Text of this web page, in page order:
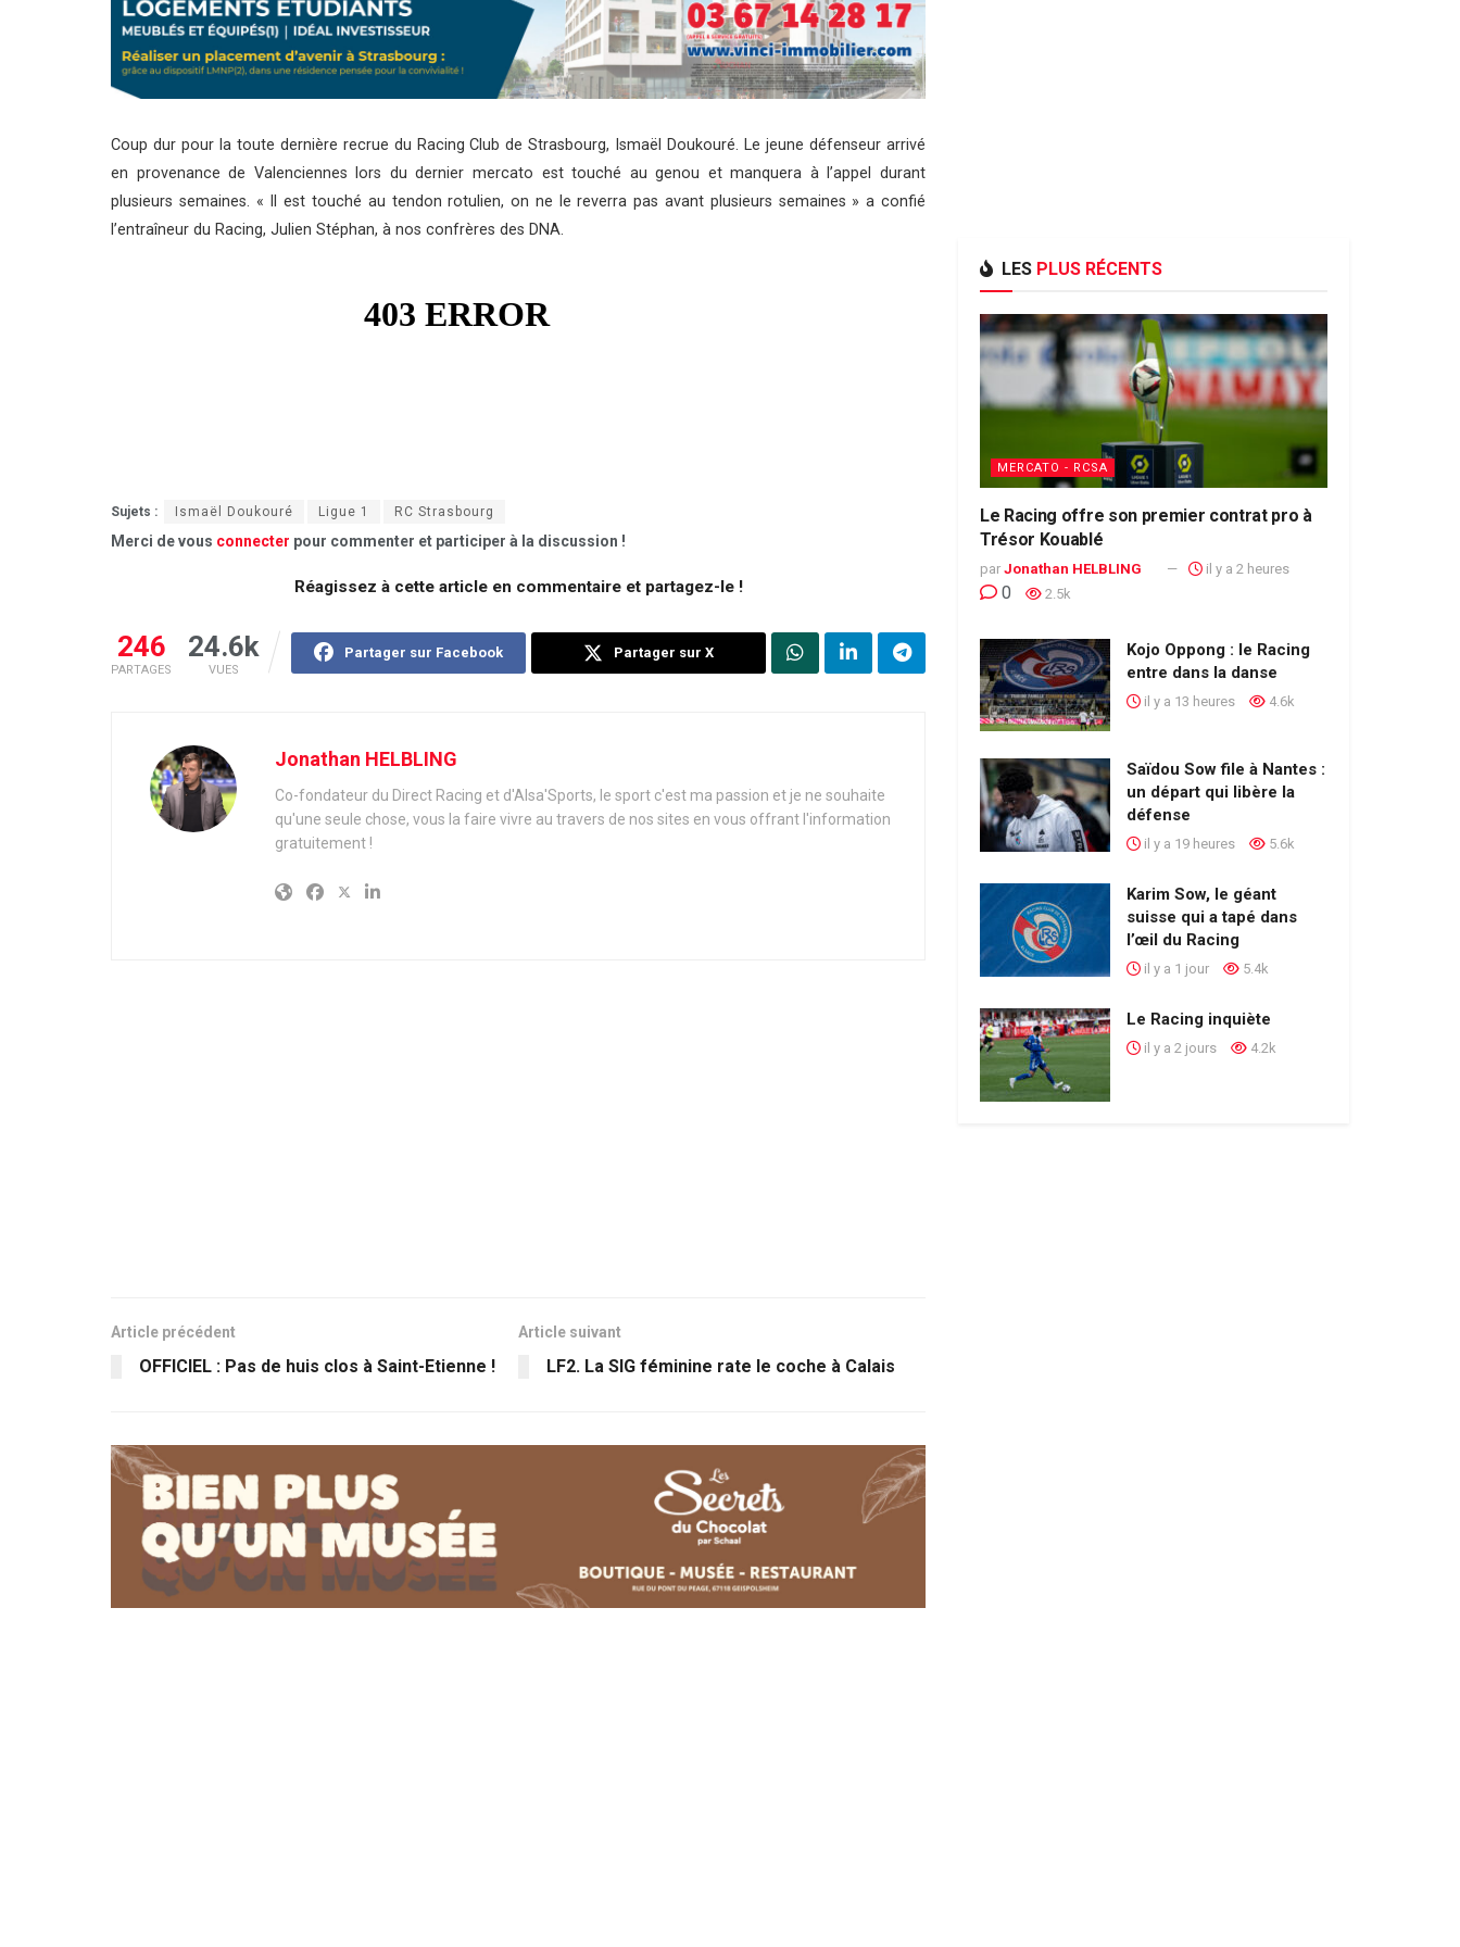
Coup dur pour la toute dernière recrue du Racing Club de Strasbourg, Ismaël Doukouré. Le jeune défenseur arrivé
en provenance de Valenciennes lors du dernier mercato est touché au genou et manquera à l’appel durant
plusieurs semaines. « Il est touché au tendon rotulien, on ne le reverra pas avant plusieurs semaines » a confié
l’entraîneur du Racing, Julien Stéphan, à nos confrères des DNA.
Sujets : Ismaël Doukouré Ligue 1 RC Strasbourg
Merci de vous connecter pour commenter et participer à la discussion !
Réagissez à cette article en commentaire et partagez-le !
246
PARTAGES
24.6k
VUES
Partager sur Facebook Partager sur X
Jonathan HELBLING
Co-fondateur du Direct Racing et d'Alsa'Sports, le sport c'est ma passion et je ne souhaite
qu'une seule chose, vous la faire vivre au travers de nos sites en vous offrant l'information
gratuitement !
Article précédent
OFFICIEL : Pas de huis clos à Saint-Etienne !
Article suivant
LF2. La SIG féminine rate le coche à Calais
LES PLUS RÉCENTS
MERCATO - RCSA
Le Racing offre son premier contrat pro à
Trésor Kouablé
par Jonathan HELBLING il y a 2 heures
0 2.5k
Kojo Oppong : le Racing
entre dans la danse
il y a 13 heures 4.6k
Saïdou Sow file à Nantes :
un départ qui libère la
défense
il y a 19 heures 5.6k
Karim Sow, le géant
suisse qui a tapé dans
l’œil du Racing
il y a 1 jour 5.4k
Le Racing inquiète
il y a 2 jours 4.2k